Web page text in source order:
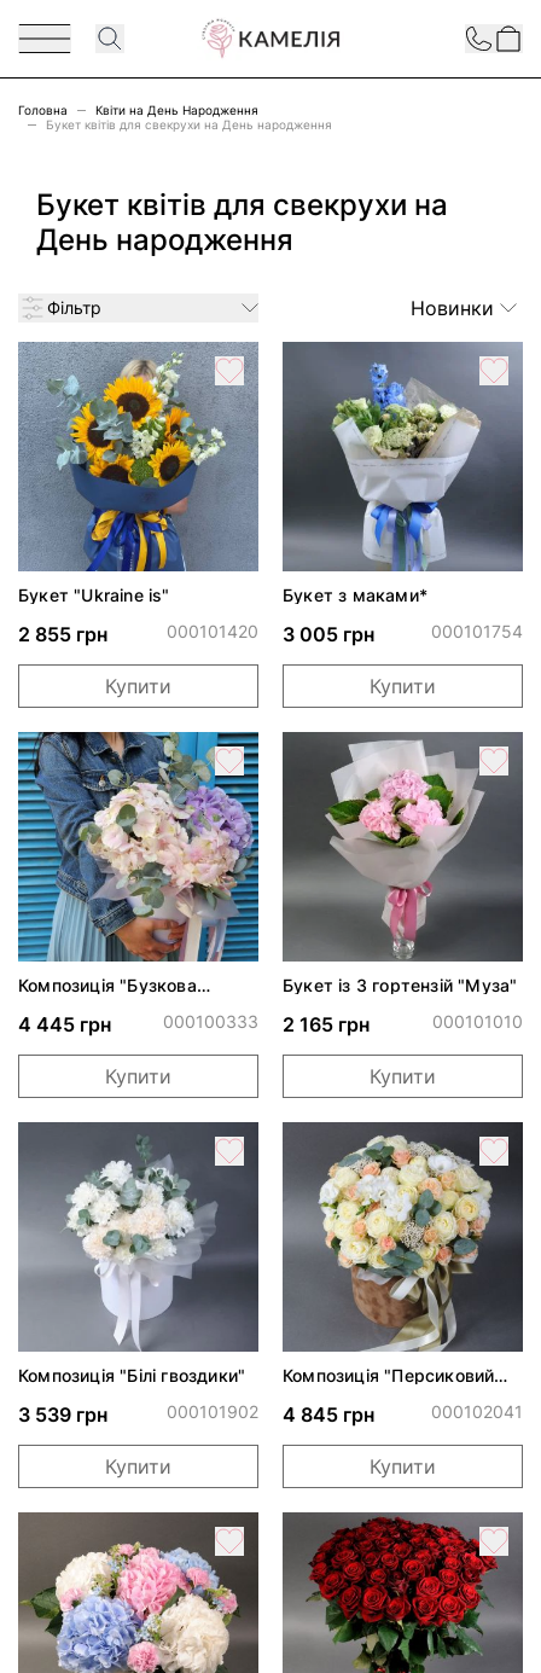
Contact
Головна
Квіти на День Народження
Букет квітів для свекрухи на День народження
Букет квітів для свекрухи на
День народження
Фільтр Новинки
Букет "Ukraine is"
2 855 грн 000101420
Купити
Букет з маками*
3 005 грн 000101754
Купити
Композиція "Бузкова
4 445 грн 000100333
Купити
Букет із 3 гортензій "Муза"
2 165 грн 000101010
Купити
Композиція "Білі гвоздики"
3 539 грн 000101902
Купити
Композиція "Персиковий
4 845 грн 000102041
Купити